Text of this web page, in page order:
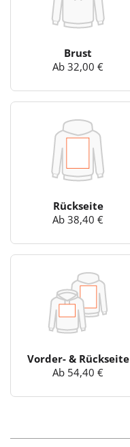
Brust
Ab 32,00 €
Rückseite
Ab 38,40 €
Vorder- & Rückseite
Ab 54,40 €